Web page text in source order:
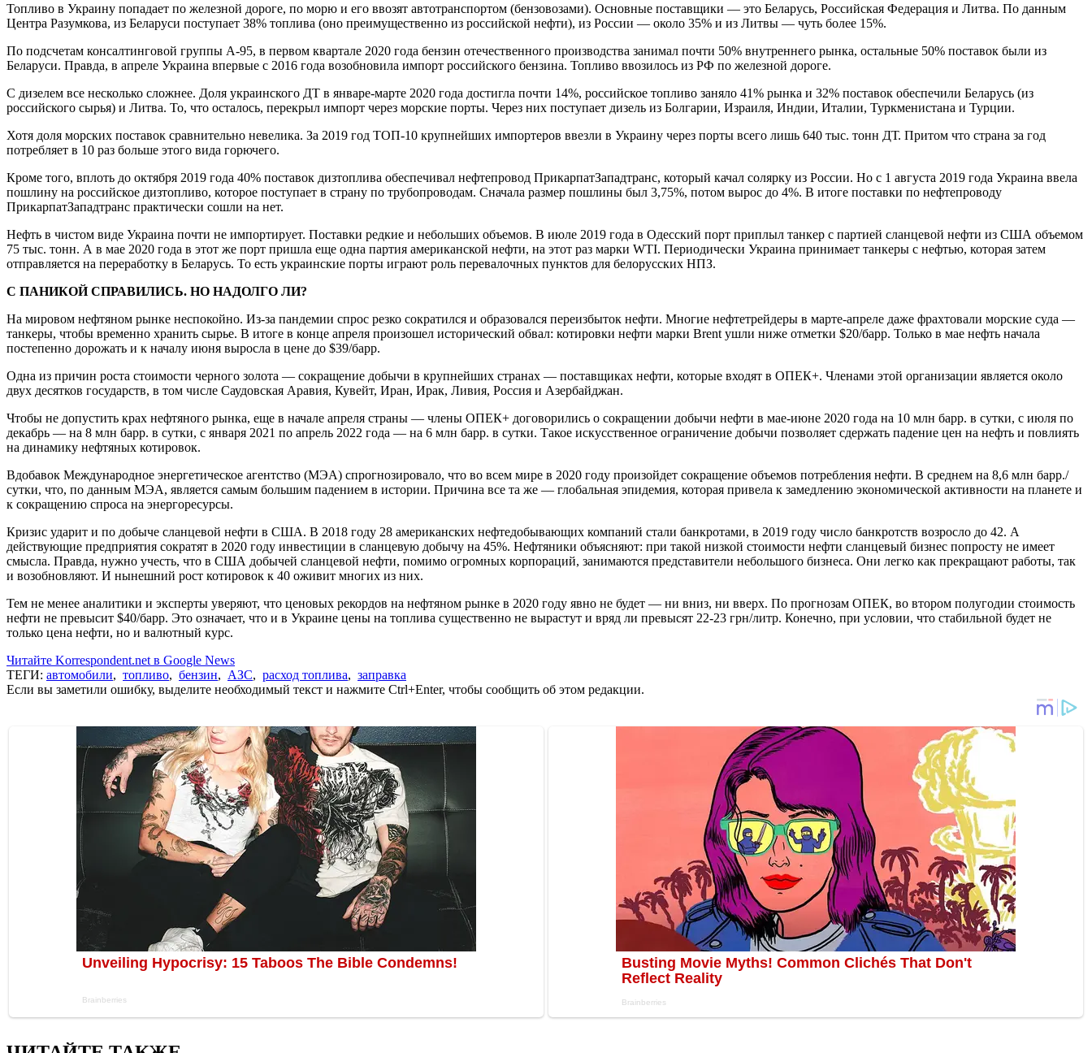
Топливо в Украину попадает по железной дороге, по морю и его ввозят автотранспортом (бензовозами). Основные поставщики — это Беларусь, Российская Федерация и Литва. По данным
Центра Разумкова, из Беларуси поступает 38% топлива (оно преимущественно из российской нефти), из России — около 35% и из Литвы — чуть более 15%.
По подсчетам консалтинговой группы А-95, в первом квартале 2020 года бензин отечественного производства занимал почти 50% внутреннего рынка, остальные 50% поставок были из
Беларуси. Правда, в апреле Украина впервые с 2016 года возобновила импорт российского бензина. Топливо ввозилось из РФ по железной дороге.
С дизелем все несколько сложнее. Доля украинского ДТ в январе-марте 2020 года достигла почти 14%, российское топливо заняло 41% рынка и 32% поставок обеспечили Беларусь (из
российского сырья) и Литва. То, что осталось, перекрыл импорт через морские порты. Через них поступает дизель из Болгарии, Израиля, Индии, Италии, Туркменистана и Турции.
Хотя доля морских поставок сравнительно невелика. За 2019 год ТОП-10 крупнейших импортеров ввезли в Украину через порты всего лишь 640 тыс. тонн ДТ. Притом что страна за год
потребляет в 10 раз больше этого вида горючего.
Кроме того, вплоть до октября 2019 года 40% поставок дизтоплива обеспечивал нефтепровод ПрикарпатЗападтранс, который качал солярку из России. Но с 1 августа 2019 года Украина ввела
пошлину на российское дизтопливо, которое поступает в страну по трубопроводам. Сначала размер пошлины был 3,75%, потом вырос до 4%. В итоге поставки по нефтепроводу
ПрикарпатЗападтранс практически сошли на нет.
Нефть в чистом виде Украина почти не импортирует. Поставки редкие и небольших объемов. В июле 2019 года в Одесский порт приплыл танкер с партией сланцевой нефти из США объемом
75 тыс. тонн. А в мае 2020 года в этот же порт пришла еще одна партия американской нефти, на этот раз марки WTI. Периодически Украина принимает танкеры с нефтью, которая затем
отправляется на переработку в Беларусь. То есть украинские порты играют роль перевалочных пунктов для белорусских НПЗ.
С ПАНИКОЙ СПРАВИЛИСЬ. НО НАДОЛГО ЛИ?
На мировом нефтяном рынке неспокойно. Из-за пандемии спрос резко сократился и образовался переизбыток нефти. Многие нефтетрейдеры в марте-апреле даже фрахтовали морские суда —
танкеры, чтобы временно хранить сырье. В итоге в конце апреля произошел исторический обвал: котировки нефти марки Brent ушли ниже отметки $20/барр. Только в мае нефть начала
постепенно дорожать и к началу июня выросла в цене до $39/барр.
Одна из причин роста стоимости черного золота — сокращение добычи в крупнейших странах — поставщиках нефти, которые входят в ОПЕК+. Членами этой организации является около
двух десятков государств, в том числе Саудовская Аравия, Кувейт, Иран, Ирак, Ливия, Россия и Азербайджан.
Чтобы не допустить крах нефтяного рынка, еще в начале апреля страны — члены ОПЕК+ договорились о сокращении добычи нефти в мае-июне 2020 года на 10 млн барр. в сутки, с июля по
декабрь — на 8 млн барр. в сутки, с января 2021 по апрель 2022 года — на 6 млн барр. в сутки. Такое искусственное ограничение добычи позволяет сдержать падение цен на нефть и повлиять
на динамику нефтяных котировок.
Вдобавок Международное энергетическое агентство (МЭА) спрогнозировало, что во всем мире в 2020 году произойдет сокращение объемов потребления нефти. В среднем на 8,6 млн барр./
сутки, что, по данным МЭА, является самым большим падением в истории. Причина все та же — глобальная эпидемия, которая привела к замедлению экономической активности на планете и
к сокращению спроса на энергоресурсы.
Кризис ударит и по добыче сланцевой нефти в США. В 2018 году 28 американских нефтедобывающих компаний стали банкротами, в 2019 году число банкротств возросло до 42. А
действующие предприятия сократят в 2020 году инвестиции в сланцевую добычу на 45%. Нефтяники объясняют: при такой низкой стоимости нефти сланцевый бизнес попросту не имеет
смысла. Правда, нужно учесть, что в США добычей сланцевой нефти, помимо огромных корпораций, занимаются представители небольшого бизнеса. Они легко как прекращают работы, так
и возобновляют. И нынешний рост котировок к 40 оживит многих из них.
Тем не менее аналитики и эксперты уверяют, что ценовых рекордов на нефтяном рынке в 2020 году явно не будет — ни вниз, ни вверх. По прогнозам ОПЕК, во втором полугодии стоимость
нефти не превысит $40/барр. Это означает, что и в Украине цены на топлива существенно не вырастут и вряд ли превысят 22-23 грн/литр. Конечно, при условии, что стабильной будет не
только цена нефти, но и валютный курс.
Читайте Korrespondent.net в Google News
ТЕГИ: автомобили, топливо, бензин, АЗС, расход топлива, заправка
Если вы заметили ошибку, выделите необходимый текст и нажмите Ctrl+Enter, чтобы сообщить об этом редакции.